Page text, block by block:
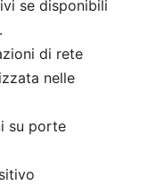
se disponibili
di rete
nelle
su porte